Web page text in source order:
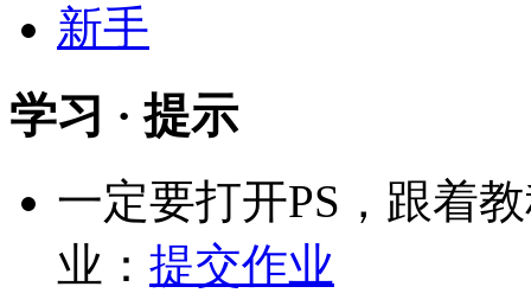
新手
学习 · 提示
一定要打开PS，跟着
业： 提交作业